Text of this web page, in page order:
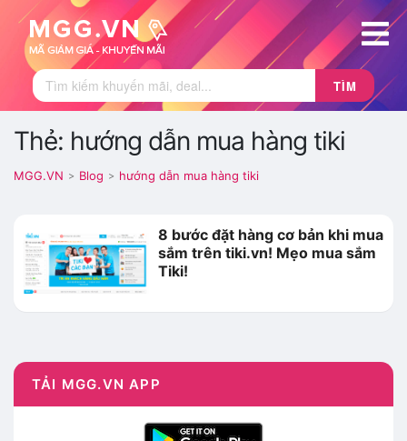
TÌM
Thẻ: hướng dẫn mua hàng tiki
MGG.VN > Blog > hướng dẫn mua hàng tiki
8 bước đặt hàng cơ bản khi mua
sắm trên tiki.vn! Mẹo mua sắm
Tiki!
TẢI MGG.VN APP